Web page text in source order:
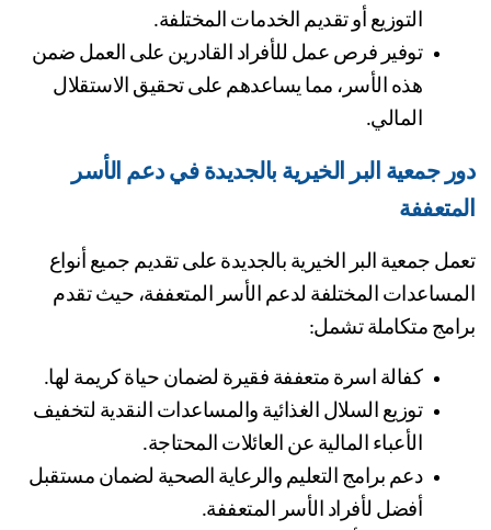
التوزيع أو تقديم الخدمات المختلفة.
توفير فرص عمل للأفراد القادرين على العمل ضمن
هذه الأسر، مما يساعدهم على تحقيق الاستقلال
المالي.
دور جمعية البر الخيرية بالجديدة في دعم الأسر
تعمل جمعية البر الخيرية بالجديدة على تقديم جميع أنواع
المساعدات المختلفة لدعم الأسر المتعففة، حيث تقدم
متكاملة تشمل:
كفالة اسرة متعففة فقيرة لضمان حياة كريمة لها.
توزيع السلال الغذائية والمساعدات النقدية لتخفيف
الأعباء المالية عن العائلات المحتاجة.
دعم برامج التعليم والرعاية الصحية لضمان مستقبل
أفضل لأفراد الأسر المتعففة.